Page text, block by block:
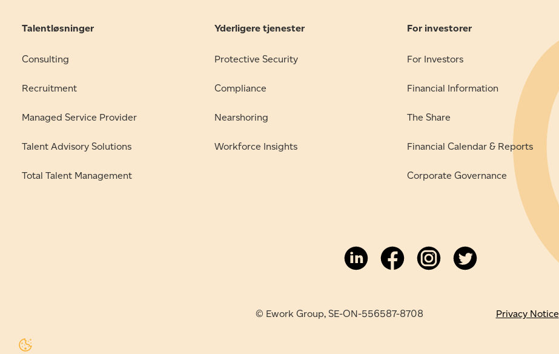
Talentløsninger
Consulting
Recruitment
Managed Service Provider
Talent Advisory Solutions
Total Talent Management
Yderligere tjenester
Protective Security
Compliance
Nearshoring
Workforce Insights
For investorer
For Investors
Financial Information
The Share
Financial Calendar & Reports
Corporate Governance
© Ework Group, SE-ON-556587-8708 Privacy Notice